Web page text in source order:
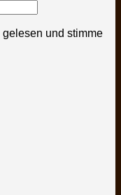
gelesen und stimme